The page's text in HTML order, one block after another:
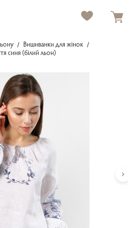
Вишиванки для жінок
синя (білий льон)